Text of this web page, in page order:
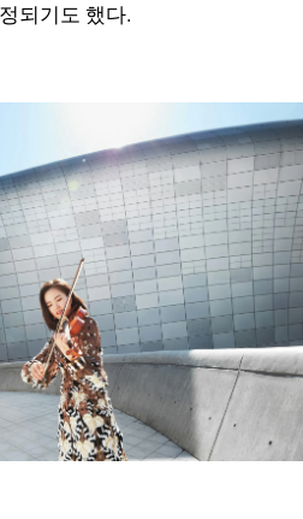
되기도 했다.